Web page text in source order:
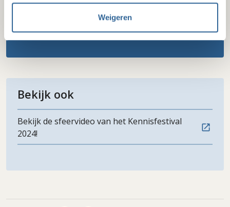
Weigeren
Lees hier alles over de parallelsessies
Bekijk ook
Bekijk de sfeervideo van het Kennisfestival
2024!